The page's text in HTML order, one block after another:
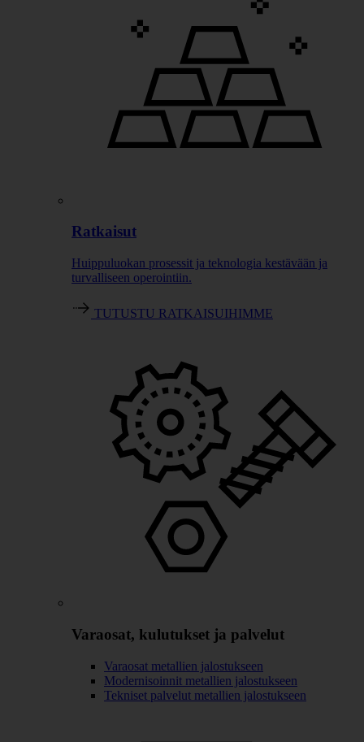
Ratkaisut
Huippuluokan prosessit ja teknologia kestävään ja
turvalliseen operointiin.
TUTUSTU RATKAISUIHIMME
Varaosat, kulutukset ja palvelut
Varaosat metallien jalostukseen
Modernisoinnit metallien jalostukseen
Tekniset palvelut metallien jalostukseen